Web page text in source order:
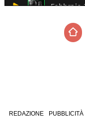
REDAZIONE PUBBLICITÀ